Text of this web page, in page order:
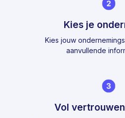
Kies je
Kies jouw
aanvullende
Vol